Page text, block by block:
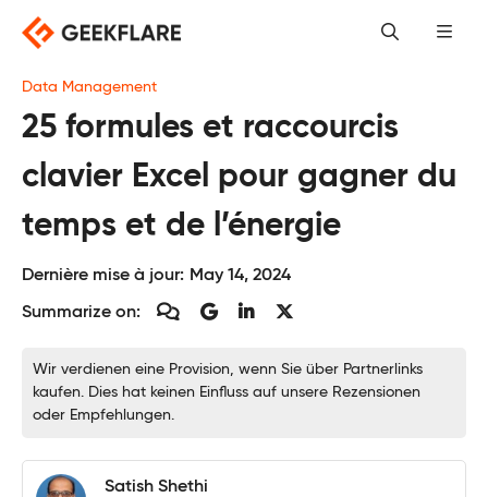
Skip
content
Data Management
25 formules et raccourcis
clavier Excel pour gagner du
temps et de l’énergie
Dernière mise à jour: May 14, 2024
Summarize on:
Wir verdienen eine Provision, wenn Sie über Partnerlinks
kaufen. Dies hat keinen Einfluss auf unsere Rezensionen
oder Empfehlungen.
Satish Shethi